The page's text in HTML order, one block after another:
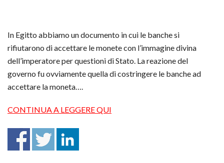
In Egitto abbiamo un documento in cui le banche si
rifiutarono di accettare le monete con l’immagine divina
dell’imperatore per questioni di Stato. La reazione del
governo fu ovviamente quella di costringere le banche ad
accettare la moneta….
CONTINUA A LEGGERE QUI